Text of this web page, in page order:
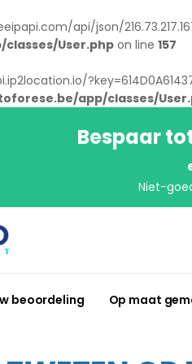
api/json/
User.php on line 157
app/classes/
Bespaar
Niet-
beoordeling Op maat